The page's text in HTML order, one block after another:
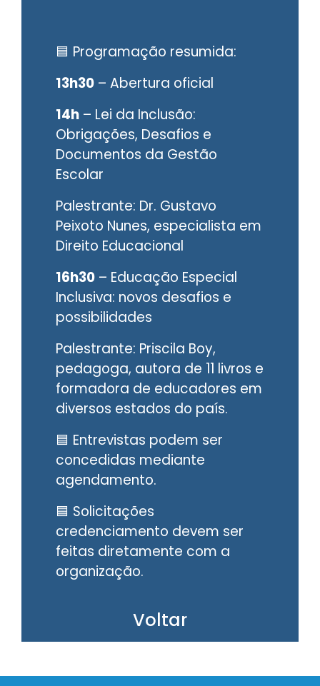
🟦 Programação resumida:
13h30 – Abertura oficial
14h – Lei da Inclusão:
Obrigações, Desafios e
Documentos da Gestão
Escolar
Palestrante: Dr. Gustavo
Peixoto Nunes, especialista em
Direito Educacional
16h30 – Educação Especial
Inclusiva: novos desafios e
possibilidades
Palestrante: Priscila Boy,
pedagoga, autora de 11 livros e
formadora de educadores em
diversos estados do país.
🟦 Entrevistas podem ser
concedidas mediante
agendamento.
🟦 Solicitações
credenciamento devem ser
feitas diretamente com a
organização.
Voltar